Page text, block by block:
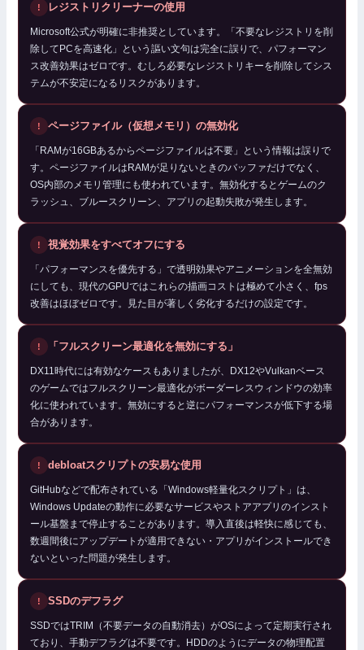
レジストリクリーナーの使用
Microsoft公式が明確に非推奨としています。「不要なレジストリを削
除してPCを高速化」という謳い文句は完全に誤りで、パフォーマン
ス改善効果はゼロです。むしろ必要なレジストリキーを削除してシス
テムが不安定になるリスクがあります。
ページファイル（仮想メモリ）の無効化
「RAMが16GBあるからページファイルは不要」という情報は誤りで
す。ページファイルはRAMが足りないときのバッファだけでなく、
OS内部のメモリ管理にも使われています。無効化するとゲームのク
ラッシュ、ブルースクリーン、アプリの起動失敗が発生します。
視覚効果をすべてオフにする
「パフォーマンスを優先する」で透明効果やアニメーションを全無効
にしても、現代のGPUではこれらの描画コストは極めて小さく、fps
改善はほぼゼロです。見た目が著しく劣化するだけの設定です。
「フルスクリーン最適化を無効にする」
DX11時代には有効なケースもありましたが、DX12やVulkanベース
のゲームではフルスクリーン最適化がボーダーレスウィンドウの効率
化に使われています。無効にすると逆にパフォーマンスが低下する場
合があります。
debloatスクリプトの安易な使用
GitHubなどで配布されている「Windows軽量化スクリプト」は、
Windows Updateの動作に必要なサービスやストアアプリのインスト
ール基盤まで停止することがあります。導入直後は軽快に感じても、
数週間後にアップデートが適用できない・アプリがインストールでき
ないといった問題が発生します。
SSDのデフラグ
SSDではTRIM（不要データの自動消去）がOSによって定期実行され
ており、手動デフラグは不要です。HDDのようにデータの物理配置